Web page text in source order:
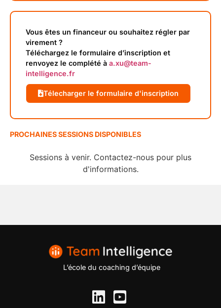
Vous êtes un financeur ou souhaitez régler par
virement ?
Téléchargez le formulaire d’inscription et
renvoyez le complété à a.xu@team-
intelligence.fr
Télecharger le formulaire d'inscription
PROCHAINES SESSIONS DISPONIBLES
Sessions à venir. Contactez-nous pour plus
d'informations.
L’école du coaching d’équipe